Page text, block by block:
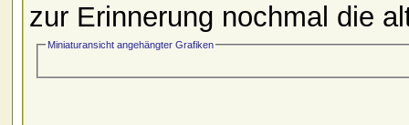
zur Erinnerung nochmal die
Miniaturansicht angehängter Grafiken